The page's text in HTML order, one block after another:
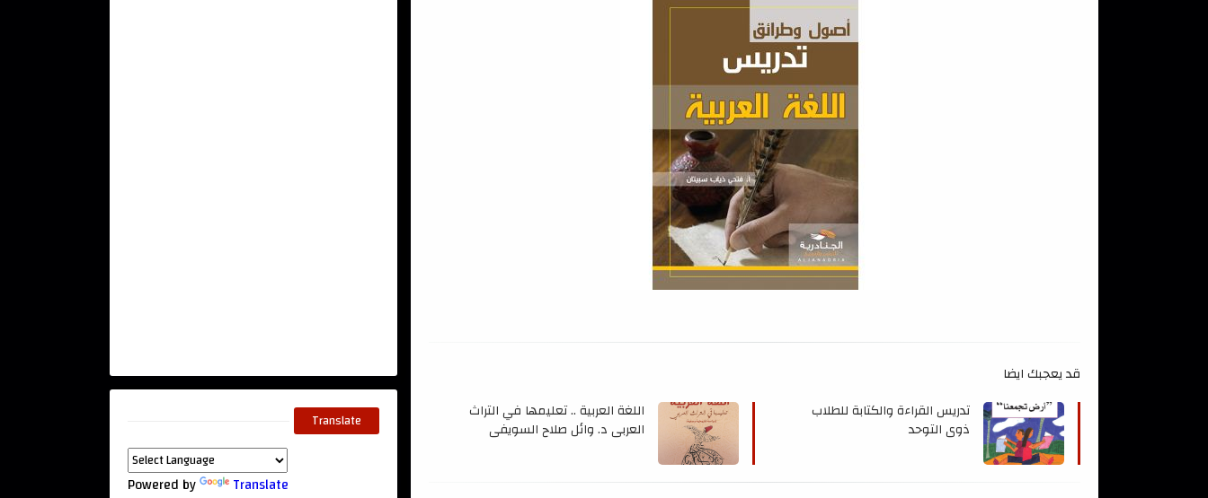
قد يعجبك ايضا
تدريس القراءة والكتابة للطلاب
ذوي التوحد
اللغة العربية .. تعليمها في التراث
العربي د. وائل صلاح السويفي
Translate
Powered by Translate